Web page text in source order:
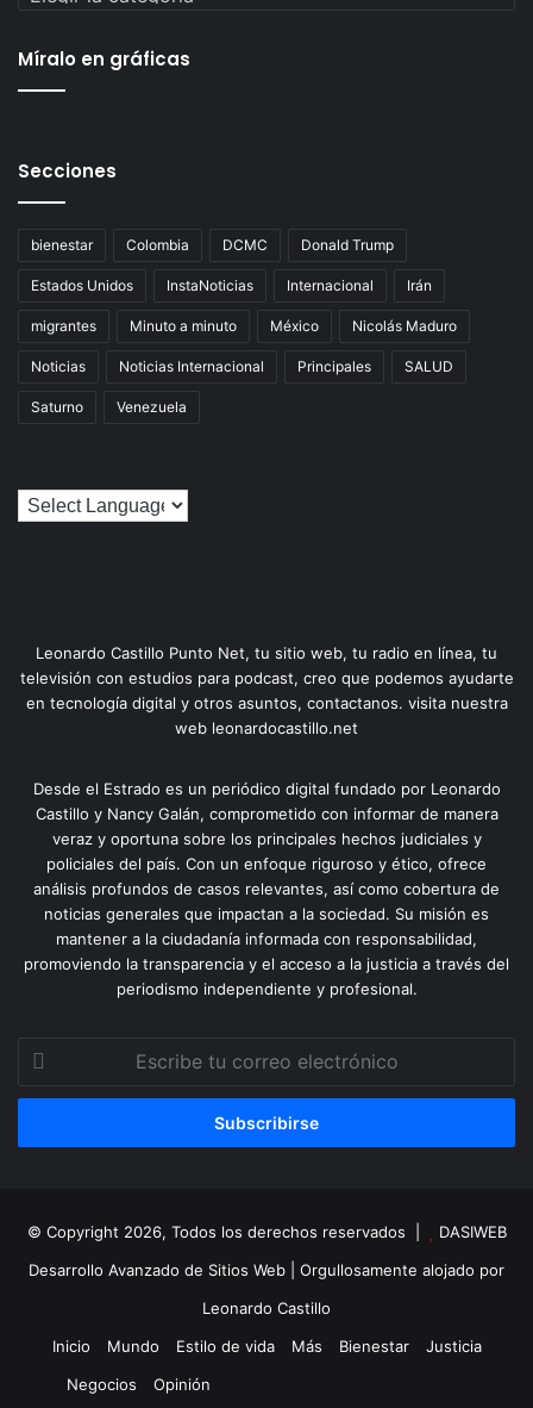
Míralo en gráficas
Secciones
bienestar Colombia DCMC Donald Trump
Estados Unidos InstaNoticias Internacional Irán
migrantes Minuto a minuto México Nicolás Maduro
Noticias Noticias Internacional Principales SALUD
Saturno Venezuela
Leonardo Castillo Punto Net, tu sitio web, tu radio en línea, tu
televisión con estudios para podcast, creo que podemos ayudarte
en tecnología digital y otros asuntos, contactanos. visita nuestra
web leonardocastillo.net
Desde el Estrado es un periódico digital fundado por Leonardo
Castillo y Nancy Galán, comprometido con informar de manera
veraz y oportuna sobre los principales hechos judiciales y
policiales del país. Con un enfoque riguroso y ético, ofrece
análisis profundos de casos relevantes, así como cobertura de
noticias generales que impactan a la sociedad. Su misión es
mantener a la ciudadanía informada con responsabilidad,
promoviendo la transparencia y el acceso a la justicia a través del
periodismo independiente y profesional.
correo
© Copyright 2026, Todos los derechos reservados |
DASIWEB
Desarrollo Avanzado de Sitios Web | Orgullosamente alojado por
Leonardo Castillo
Inicio
Mundo Estilo de vida Más Bienestar
Justicia
Negocios
Opinión